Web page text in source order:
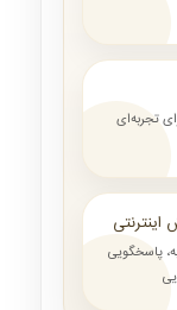
تجربه‌ای
پاسخگویی